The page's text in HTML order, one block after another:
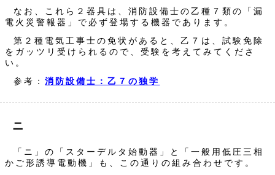
なお、これら２器具は、消防設備士の乙種７類の「漏
電火災警報器」で必ず登場する機器であります。
第２種電気工事士の免状があると、乙７は、試験免除
をガッツリ受けられるので、受験を考えてみてくださ
い。
参考：消防設備士：乙７の独学
ニ
「ニ」の「スターデルタ始動器」と「一般用低圧三相
かご形誘導電動機」も、この通りの組み合わせです。